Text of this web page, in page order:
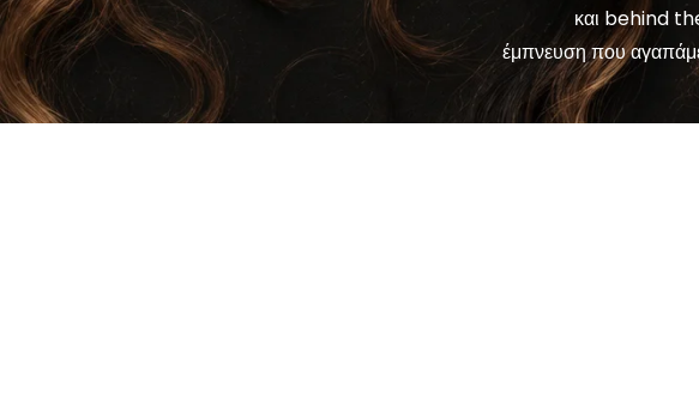
και behind
έμπνευση που